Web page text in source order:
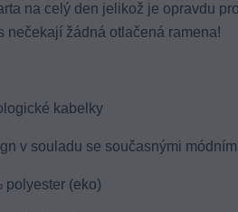
na celý den jelikož je opravdu
nečekají žádná otlačená ramena!
kabelky
v souladu se současnými
polyester (eko)